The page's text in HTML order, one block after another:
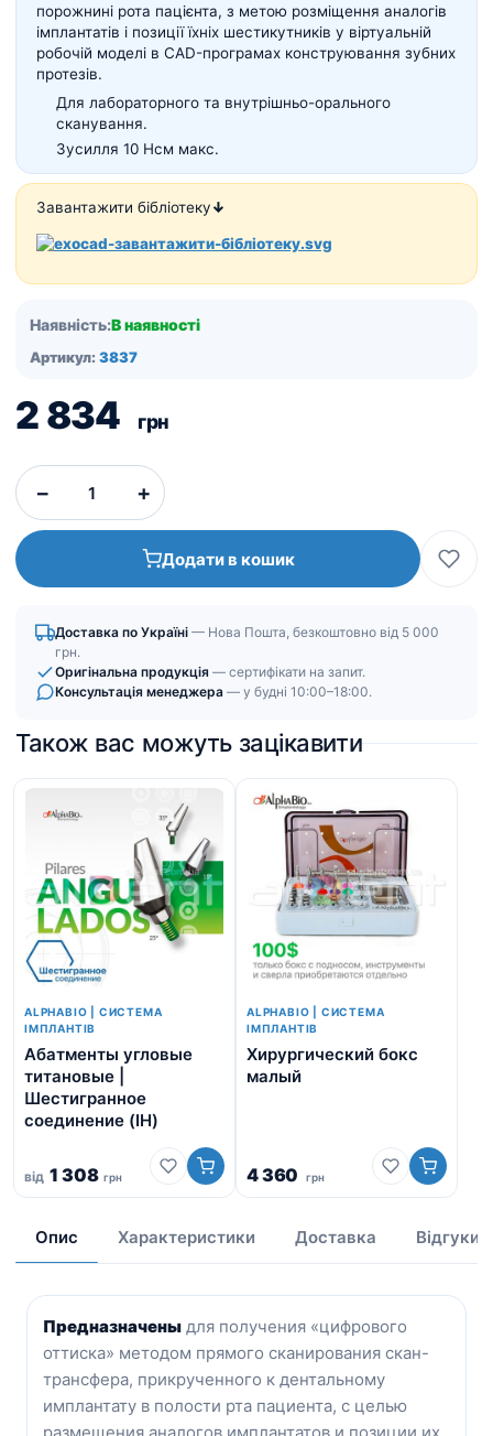
порожнині рота пацієнта, з метою розміщення аналогів
імплантатів і позиції їхніх шестикутників у віртуальній
робочій моделі в CAD-програмах конструювання зубних
протезів.
Для лабораторного та внутрішньо-орального
сканування.
Зусилля 10 Нсм макс.
Завантажити бібліотеку↓
Наявність:В наявності
Артикул: 3837
2 834 грн
− +
Додати в кошик
Доставка по Україні — Нова Пошта, безкоштовно від 5 000
грн.
Оригінальна продукція — сертифікати на запит.
Консультація менеджера — у будні 10:00–18:00.
Також вас можуть зацікавити
ALPHABIO | СИСТЕМА
ІМПЛАНТІВ
Абатменты угловые
титановые |
Шестигранное
соединение (IH)
від 1 308 грн
ALPHABIO | СИСТЕМА
ІМПЛАНТІВ
Хирургический бокс
малый
4 360 грн
Опис Характеристики Доставка Відгуки
Предназначены для получения «цифрового
оттиска» методом прямого сканирования скан-
трансфера, прикрученного к дентальному
имплантату в полости рта пациента, с целью